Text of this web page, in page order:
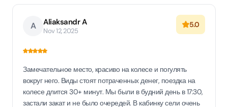
A Aliaksandr A
Nov 12, 2025
5.0
Замечательное место, красиво на колесе и погулять
вокруг него. Виды стоят потраченных денег, поездка на
колесе длится 30+ минут. Мы были в будний день в 17:30,
застали закат и не было очередей. В кабинку сели очень